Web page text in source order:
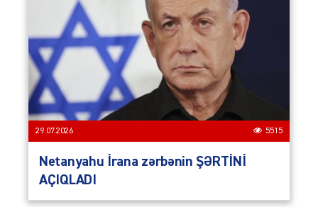
29.07.2026 5515
Netanyahu İrana zərbənin ŞƏRTİNİ
AÇIQLADI